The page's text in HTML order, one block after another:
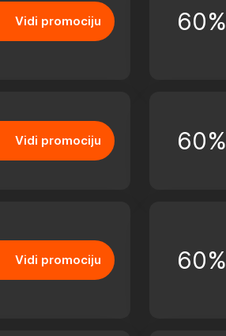
Vidi promociju 60%
Vidi promociju 60%
Vidi promociju 60%